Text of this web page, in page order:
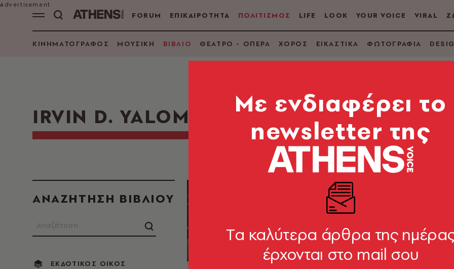
FORUM ΕΠΙΚΑΙΡΟΤΗΤΑ ΠΟΛΙΤΙΣΜΟΣ LIFE LOOK YOUR VOICE VIRAL
ΚΙΝΗΜΑΤΟΓΡΑΦΟΣ ΜΟΥΣΙΚΗ ΒΙΒΛΙΟ ΘΕΑΤΡΟ - ΟΠΕΡΑ ΧΟΡΟΣ ΕΙΚΑΣΤΙΚΑ ΦΩΤΟΓΡΑΦΙΑ
IRVIN D. YALOM
ΑΝΑΖΗΤΗΣΗ ΒΙΒΛΙΟΥ
ΕΚΔΟΤΙΚΌΣ ΟΊΚΟΣ
Mε ενδιαφέρει το
newsletter της
Tα καλύτερα άρθρα της
έρχονται στο mail σου